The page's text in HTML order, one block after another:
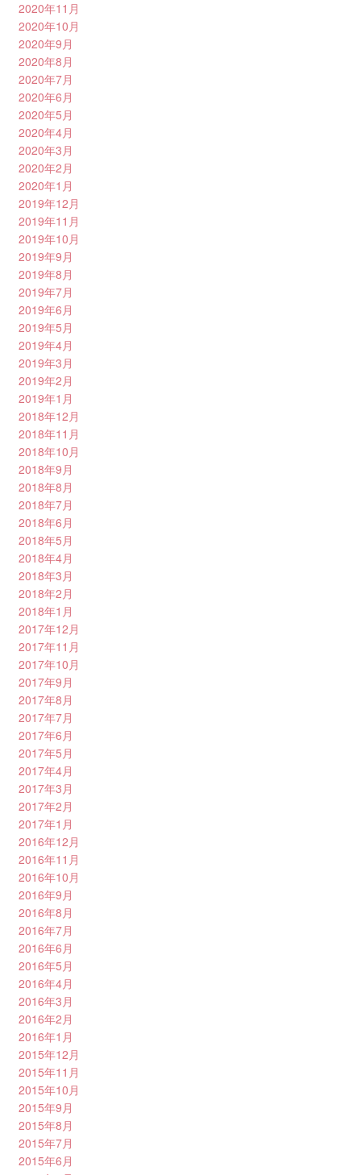
2020年11月
2020年10月
2020年9月
2020年8月
2020年7月
2020年6月
2020年5月
2020年4月
2020年3月
2020年2月
2020年1月
2019年12月
2019年11月
2019年10月
2019年9月
2019年8月
2019年7月
2019年6月
2019年5月
2019年4月
2019年3月
2019年2月
2019年1月
2018年12月
2018年11月
2018年10月
2018年9月
2018年8月
2018年7月
2018年6月
2018年5月
2018年4月
2018年3月
2018年2月
2018年1月
2017年12月
2017年11月
2017年10月
2017年9月
2017年8月
2017年7月
2017年6月
2017年5月
2017年4月
2017年3月
2017年2月
2017年1月
2016年12月
2016年11月
2016年10月
2016年9月
2016年8月
2016年7月
2016年6月
2016年5月
2016年4月
2016年3月
2016年2月
2016年1月
2015年12月
2015年11月
2015年10月
2015年9月
2015年8月
2015年7月
2015年6月